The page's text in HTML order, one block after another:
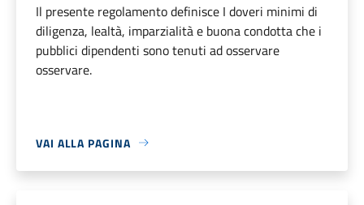
Il presente regolamento definisce I doveri minimi di
diligenza, lealtà, imparzialità e buona condotta che i
pubblici dipendenti sono tenuti ad osservare
osservare.
VAI ALLA PAGINA